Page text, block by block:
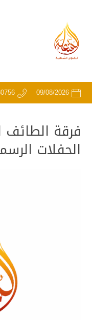
09/08/2026
فرقة الطائف
الحفلات